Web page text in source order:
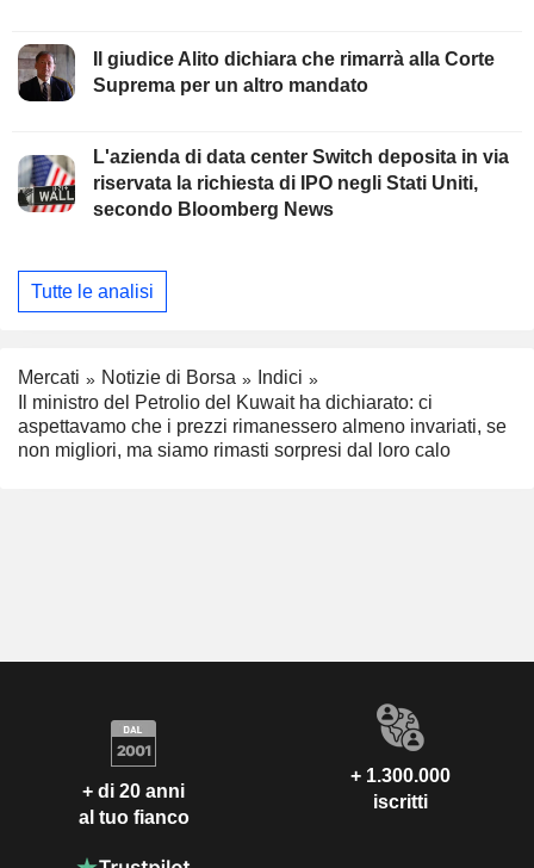
Il giudice Alito dichiara che rimarrà alla Corte
Suprema per un altro mandato
L'azienda di data center Switch deposita in via
riservata la richiesta di IPO negli Stati Uniti,
secondo Bloomberg News
Tutte le analisi
Mercati Notizie di Borsa
Indici
Il ministro del Petrolio del Kuwait ha dichiarato: ci
aspettavamo che i prezzi rimanessero almeno invariati, se
non migliori, ma siamo rimasti sorpresi dal loro calo
+ di 20 anni
al tuo fianco
+ 1.300.000
iscritti